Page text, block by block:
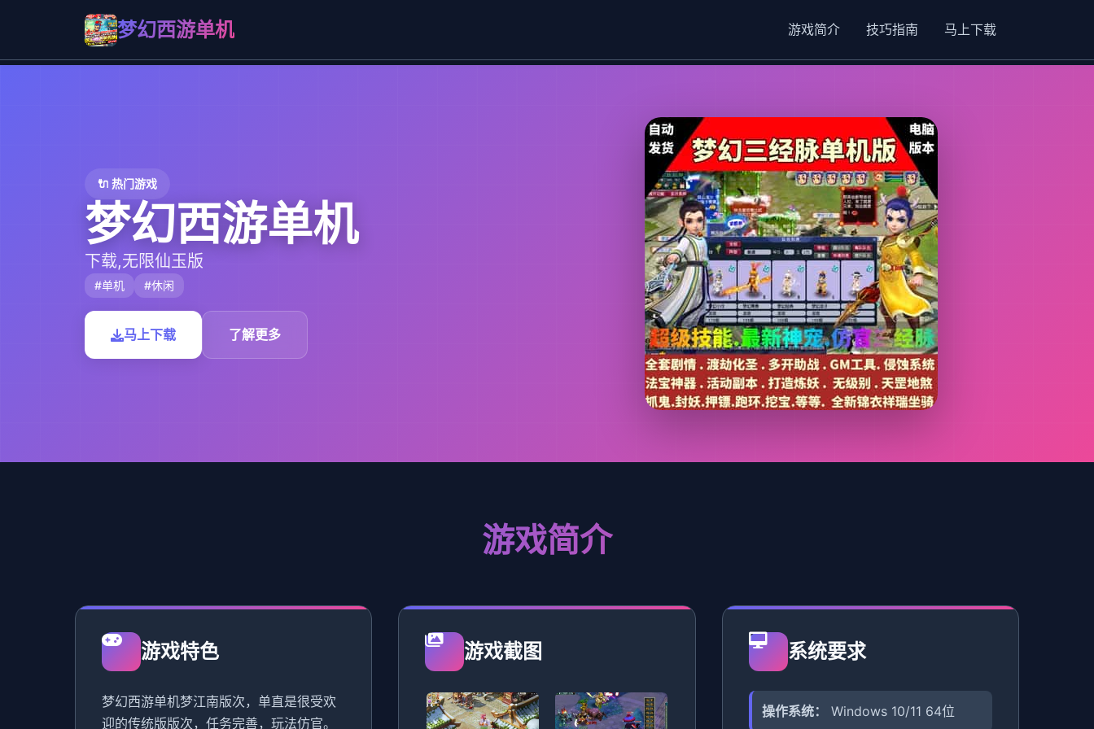
梦幻西游单机 游戏简介 技巧指南 马上下载
🔌 热门游戏
梦幻西游单机
下载,无限仙玉版
#单机 #休闲
马上下载 了解更多
游戏简介
游戏特色
梦幻西游单机梦江南版次，单直是很受欢
迎的传统版版次，任务完善，玩法仿官。
游戏截图 系统要求
操作系统： Windows 10/11 64位